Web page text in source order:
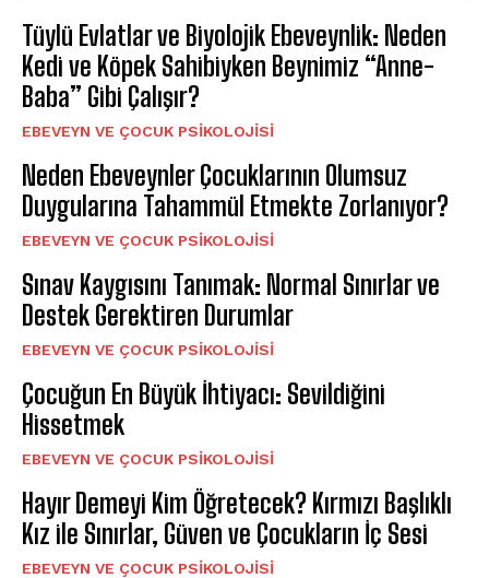
Tüylü Evlatlar ve Biyolojik Ebeveynlik: Neden
Kedi ve Köpek Sahibiyken Beynimiz “Anne-
Baba” Gibi Çalışır?
EBEVEYN VE ÇOCUK PSIKOLOJISI
Neden Ebeveynler Çocuklarının Olumsuz
Duygularına Tahammül Etmekte Zorlanıyor?
EBEVEYN VE ÇOCUK PSIKOLOJISI
Sınav Kaygısını Tanımak: Normal Sınırlar ve
Destek Gerektiren Durumlar
EBEVEYN VE ÇOCUK PSIKOLOJISI
Çocuğun En Büyük İhtiyacı: Sevildiğini
Hissetmek
EBEVEYN VE ÇOCUK PSIKOLOJISI
Hayır Demeyi Kim Öğretecek? Kırmızı Başlıklı
Kız ile Sınırlar, Güven ve Çocukların İç Sesi
EBEVEYN VE ÇOCUK PSIKOLOJISI